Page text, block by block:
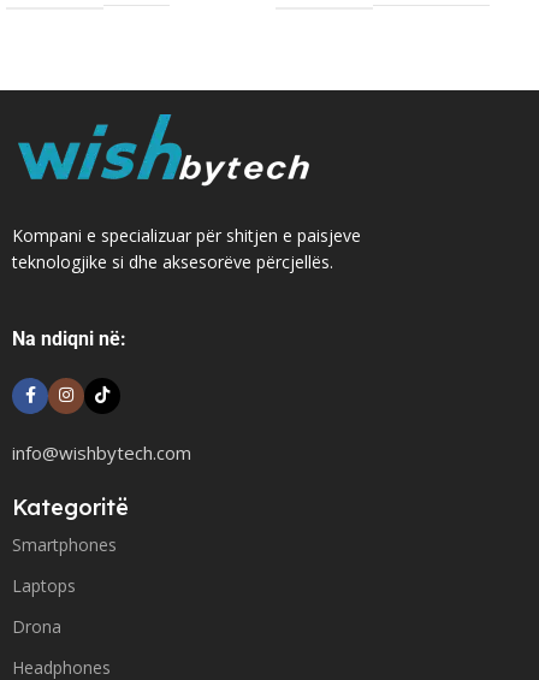
Kompani e specializuar për shitjen e paisjeve
teknologjike si dhe aksesorëve përcjellës.
Na ndiqni në:
info@wishbytech.com
Kategoritë
Smartphones
Laptops
Drona
Headphones